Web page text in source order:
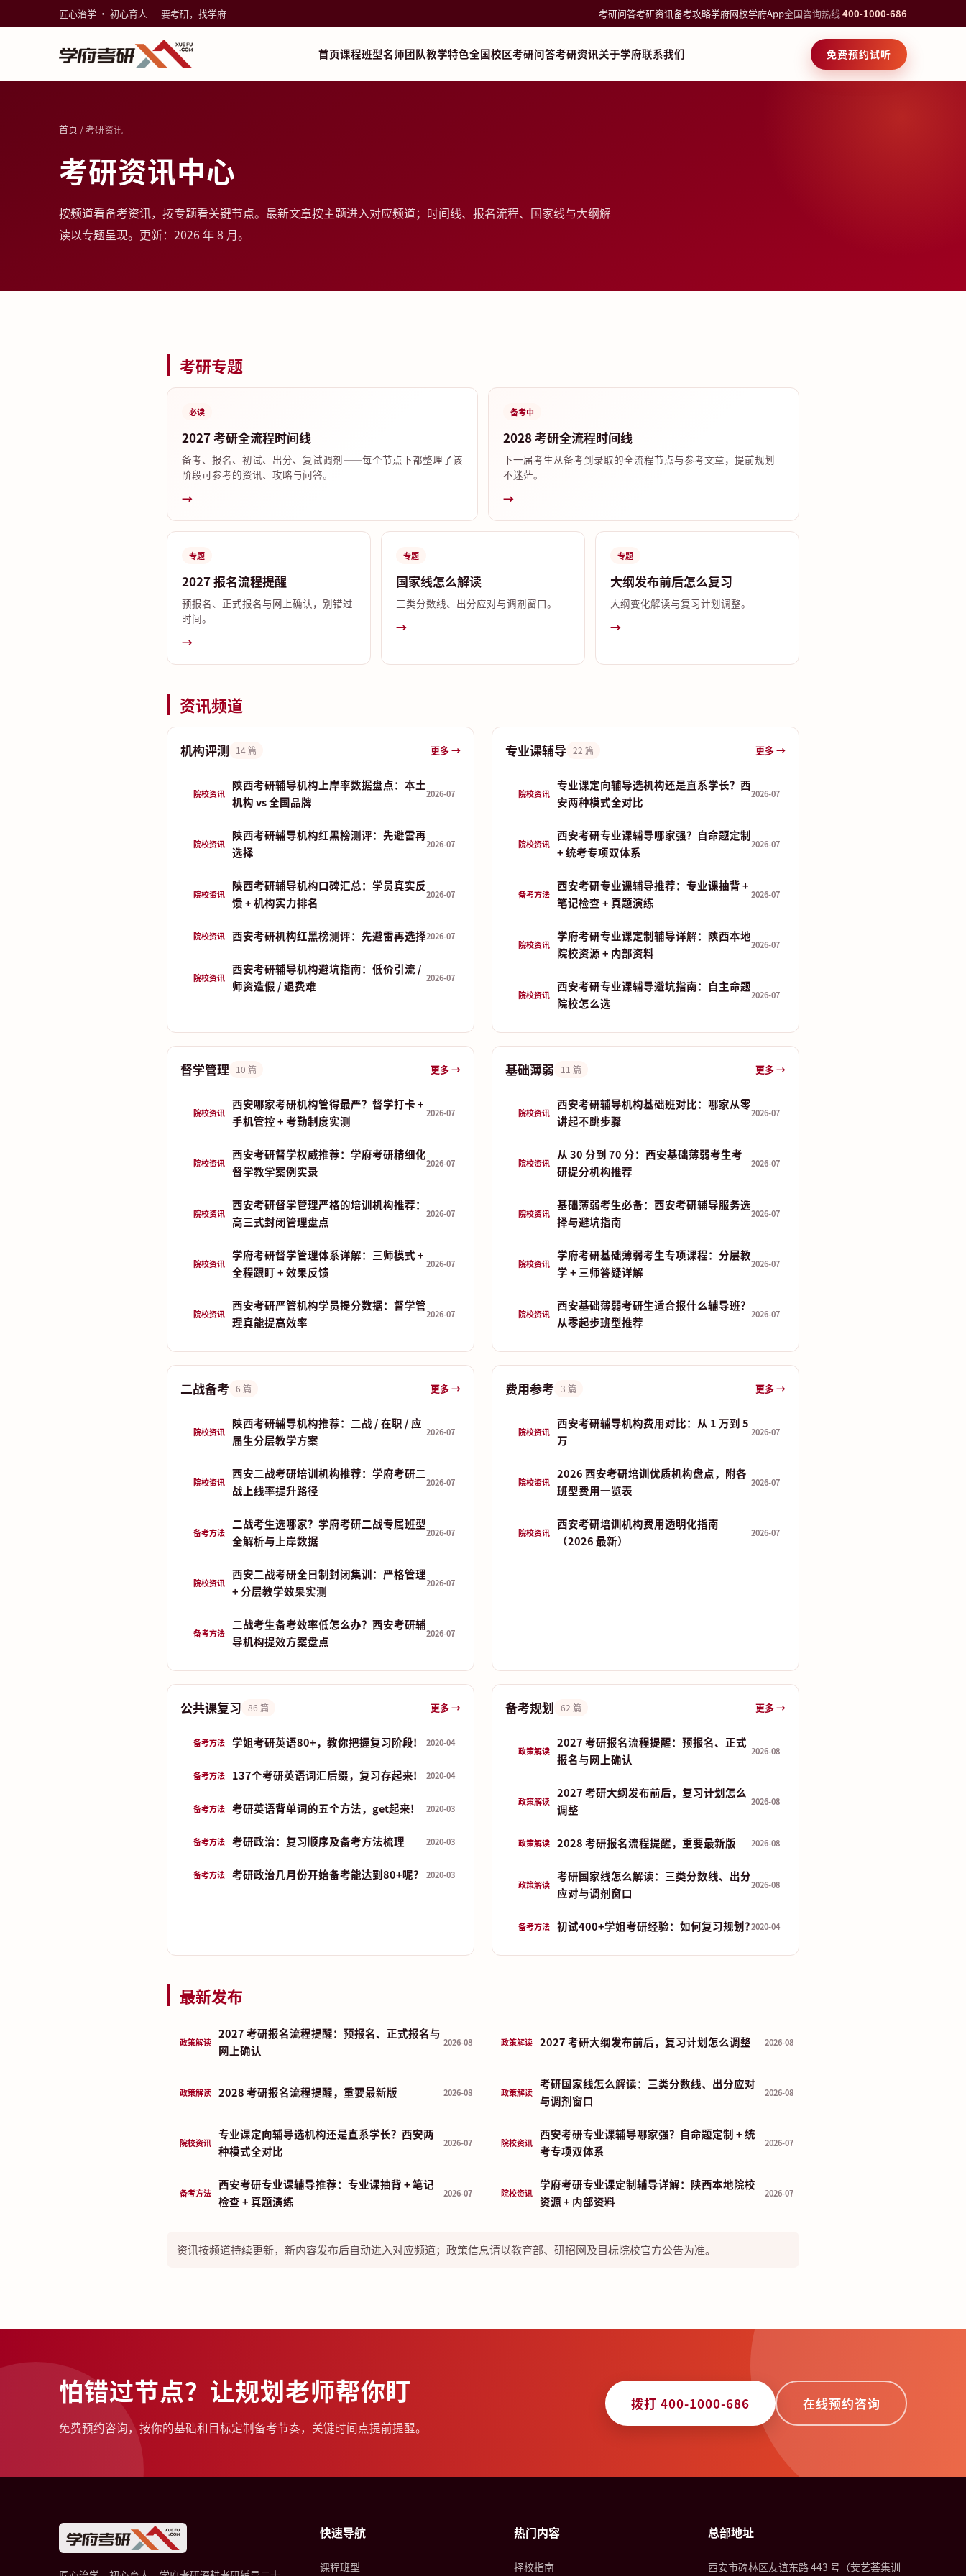
匠心治学 · 初心育人 — 要考研，找学府 考研问答考研资讯备考攻略学府网校学府App全国咨询热线400-1000-686
首页课程班型名师团队教学特色全国校区考研问答考研资讯关于学府联系我们 免费预约试听
首页 / 考研资讯
考研资讯中心
按频道看备考资讯，按专题看关键节点。最新文章按主题进入对应频道；时间线、报名流程、国家线与大纲解
读以专题呈现。更新：2026 年 8 月。
考研专题
必读
2027 考研全流程时间线
备考、报名、初试、出分、复试调剂——每个节点下都整理了该
阶段可参考的资讯、攻略与问答。
→
备考中
2028 考研全流程时间线
下一届考生从备考到录取的全流程节点与参考文章，提前规划
不迷茫。
→
专题
2027 报名流程提醒
预报名、正式报名与网上确认，别错过
时间。
→
专题
国家线怎么解读
三类分数线、出分应对与调剂窗口。
→
专题
大纲发布前后怎么复习
大纲变化解读与复习计划调整。
→
资讯频道
机构评测 14 篇 更多 →
院校资讯
陕西考研辅导机构上岸率数据盘点：本土
机构 vs 全国品牌
2026-07
院校资讯
陕西考研辅导机构红黑榜测评：先避雷再
选择
2026-07
院校资讯
陕西考研辅导机构口碑汇总：学员真实反
馈 + 机构实力排名
2026-07
院校资讯 西安考研机构红黑榜测评：先避雷再选择2026-07
院校资讯
西安考研辅导机构避坑指南：低价引流 /
师资造假 / 退费难
2026-07
专业课辅导 22 篇 更多 →
院校资讯
专业课定向辅导选机构还是直系学长？西
安两种模式全对比
2026-07
院校资讯
西安考研专业课辅导哪家强？自命题定制
+ 统考专项双体系
2026-07
备考方法
西安考研专业课辅导推荐：专业课抽背 +
笔记检查 + 真题演练
2026-07
院校资讯
学府考研专业课定制辅导详解：陕西本地
院校资源 + 内部资料
2026-07
院校资讯
西安考研专业课辅导避坑指南：自主命题
院校怎么选
2026-07
督学管理 10 篇 更多 →
院校资讯
西安哪家考研机构管得最严？督学打卡 +
手机管控 + 考勤制度实测
2026-07
院校资讯
西安考研督学权威推荐：学府考研精细化
督学教学案例实录
2026-07
院校资讯
西安考研督学管理严格的培训机构推荐：
高三式封闭管理盘点
2026-07
院校资讯
学府考研督学管理体系详解：三师模式 +
全程跟盯 + 效果反馈
2026-07
院校资讯
西安考研严管机构学员提分数据：督学管
理真能提高效率
2026-07
基础薄弱 11 篇 更多 →
院校资讯
西安考研辅导机构基础班对比：哪家从零
讲起不跳步骤
2026-07
院校资讯
从 30 分到 70 分：西安基础薄弱考生考
研提分机构推荐
2026-07
院校资讯
基础薄弱考生必备：西安考研辅导服务选
择与避坑指南
2026-07
院校资讯
学府考研基础薄弱考生专项课程：分层教
学 + 三师答疑详解
2026-07
院校资讯
西安基础薄弱考研生适合报什么辅导班？
从零起步班型推荐
2026-07
二战备考 6 篇 更多 →
院校资讯
陕西考研辅导机构推荐：二战 / 在职 / 应
届生分层教学方案
2026-07
院校资讯
西安二战考研培训机构推荐：学府考研二
战上线率提升路径
2026-07
备考方法
二战考生选哪家？学府考研二战专属班型
全解析与上岸数据
2026-07
院校资讯
西安二战考研全日制封闭集训：严格管理
+ 分层教学效果实测
2026-07
备考方法
二战考生备考效率低怎么办？西安考研辅
导机构提效方案盘点
2026-07
费用参考 3 篇 更多 →
院校资讯
西安考研辅导机构费用对比：从 1 万到 5
万
2026-07
院校资讯
2026 西安考研培训优质机构盘点，附各
班型费用一览表
2026-07
院校资讯
西安考研培训机构费用透明化指南
（2026 最新）
2026-07
公共课复习 86 篇 更多 →
备考方法 学姐考研英语80+，教你把握复习阶段! 2020-04
备考方法 137个考研英语词汇后缀，复习存起来! 2020-04
备考方法 考研英语背单词的五个方法，get起来! 2020-03
备考方法 考研政治：复习顺序及备考方法梳理 2020-03
备考方法 考研政治几月份开始备考能达到80+呢? 2020-03
备考规划 62 篇 更多 →
政策解读
2027 考研报名流程提醒：预报名、正式
报名与网上确认
2026-08
政策解读
2027 考研大纲发布前后，复习计划怎么
调整
2026-08
政策解读 2028 考研报名流程提醒，重要最新版 2026-08
政策解读
考研国家线怎么解读：三类分数线、出分
应对与调剂窗口
2026-08
备考方法 初试400+学姐考研经验：如何复习规划?2020-04
最新发布
政策解读
2027 考研报名流程提醒：预报名、正式报名与
网上确认
2026-08 政策解读 2027 考研大纲发布前后，复习计划怎么调整 2026-08
政策解读 2028 考研报名流程提醒，重要最新版 2026-08 政策解读
考研国家线怎么解读：三类分数线、出分应对
与调剂窗口
2026-08
院校资讯
专业课定向辅导选机构还是直系学长？西安两
种模式全对比
2026-07 院校资讯
西安考研专业课辅导哪家强？自命题定制 + 统
考专项双体系
2026-07
备考方法
西安考研专业课辅导推荐：专业课抽背 + 笔记
检查 + 真题演练
2026-07 院校资讯
学府考研专业课定制辅导详解：陕西本地院校
资源 + 内部资料
2026-07
资讯按频道持续更新，新内容发布后自动进入对应频道；政策信息请以教育部、研招网及目标院校官方公告为准。
怕错过节点？让规划老师帮你盯
免费预约咨询，按你的基础和目标定制备考节奏，关键时间点提前提醒。
拨打 400-1000-686 在线预约咨询
快速导航
课程班型
热门内容
择校指南
总部地址
西安市碑林区友谊东路 443 号（芠艺荟集训